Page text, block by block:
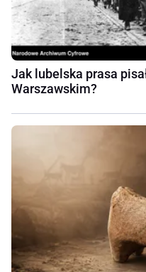
Jak lubelska prasa
Warszawskim?